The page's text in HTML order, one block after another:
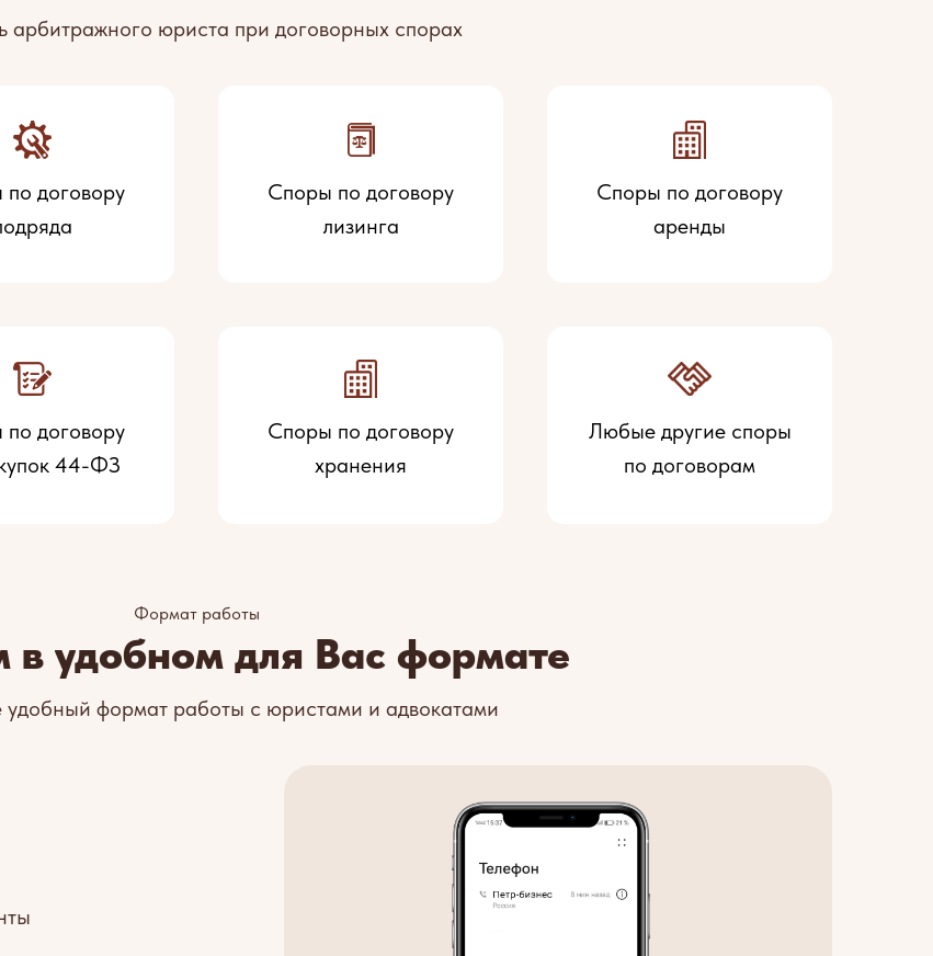
арбитражного юриста при договорных спорах
договору
Споры по договору
лизинга
Споры по договору
аренды
договору
44-ФЗ
Споры по договору
хранения
Любые другие споры
по договорам
в удобном для Вас формате
Формат работы
удобный формат работы с юристами и адвокатами